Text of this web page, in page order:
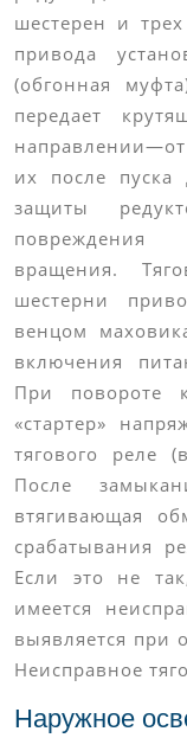
шестерен и
привода
(обгонная
передает
их после пуска
защиты
повреждения
вращения.
шестерни
венцом
включения
При повороте
«стартер»
тягового реле
После
втягивающая
срабатывания
Если это не
имеется
выявляется при
Неисправное
Наружное